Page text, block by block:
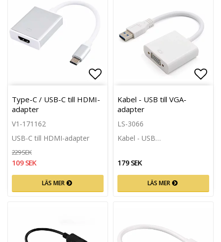
Lägg till i favoritlistan
Type-C / USB-C till HDMI-
adapter
V1-171162
USB-C till HDMI-adapter
229 SEK
109 SEK
LÄS MER
Kabel - USB till VGA-
adapter
LS-3066
Kabel - USB…
179 SEK
LÄS MER